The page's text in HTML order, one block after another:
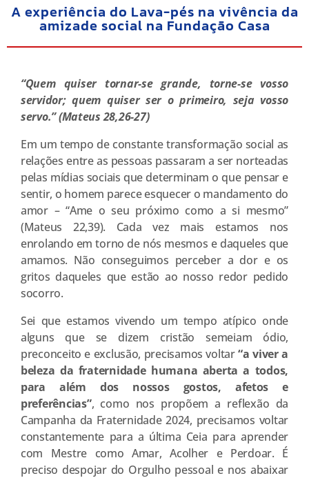
A experiência do Lava-pés na vivência da
amizade social na Fundação Casa
“Quem quiser tornar-se grande, torne-se vosso
servidor; quem quiser ser o primeiro, seja vosso
servo.” (Mateus 28,26-27)
Em um tempo de constante transformação social as
relações entre as pessoas passaram a ser norteadas
pelas mídias sociais que determinam o que pensar e
sentir, o homem parece esquecer o mandamento do
amor – “Ame o seu próximo como a si mesmo”
(Mateus 22,39). Cada vez mais estamos nos
enrolando em torno de nós mesmos e daqueles que
amamos. Não conseguimos perceber a dor e os
gritos daqueles que estão ao nosso redor pedido
socorro.
Sei que estamos vivendo um tempo atípico onde
alguns que se dizem cristão semeiam ódio,
preconceito e exclusão, precisamos voltar“a viver a
beleza da fraternidade humana aberta a todos,
para além dos nossos gostos, afetos e
preferências”, como nos propõem a reflexão da
Campanha da Fraternidade 2024, precisamos voltar
constantemente para a última Ceia para aprender
com Mestre como Amar, Acolher e Perdoar. É
preciso despojar do Orgulho pessoal e nos abaixar